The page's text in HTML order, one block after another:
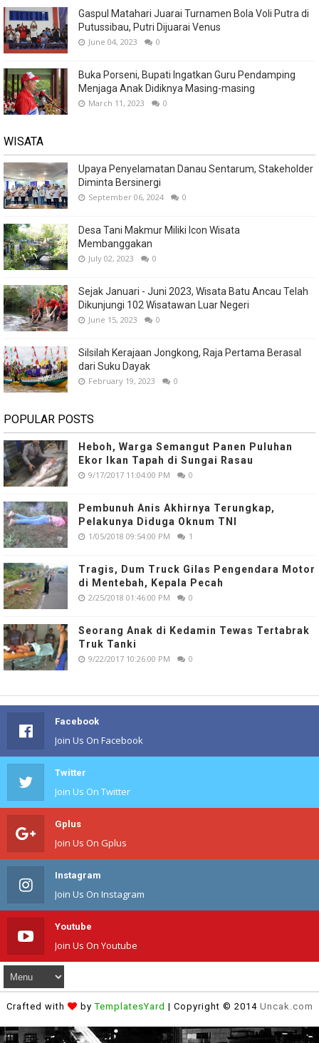
Gaspul Matahari Juarai Turnamen Bola Voli Putra di
Putussibau, Putri Dijuarai Venus
June 04, 2023 0
Buka Porseni, Bupati Ingatkan Guru Pendamping
Menjaga Anak Didiknya Masing-masing
March 11, 2023 0
WISATA
Upaya Penyelamatan Danau Sentarum, Stakeholder
Diminta Bersinergi
September 06, 2024 0
Desa Tani Makmur Miliki Icon Wisata
Membanggakan
July 02, 2023 0
Sejak Januari - Juni 2023, Wisata Batu Ancau Telah
Dikunjungi 102 Wisatawan Luar Negeri
June 15, 2023 0
Silsilah Kerajaan Jongkong, Raja Pertama Berasal
dari Suku Dayak
February 19, 2023 0
POPULAR POSTS
Heboh, Warga Semangut Panen Puluhan
Ekor Ikan Tapah di Sungai Rasau
9/17/2017 11:04:00 PM 0
Pembunuh Anis Akhirnya Terungkap,
Pelakunya Diduga Oknum TNI
1/05/2018 09:54:00 PM 1
Tragis, Dum Truck Gilas Pengendara Motor
di Mentebah, Kepala Pecah
2/25/2018 01:46:00 PM 0
Seorang Anak di Kedamin Tewas Tertabrak
Truk Tanki
9/22/2017 10:26:00 PM 0
Facebook
Join Us On Facebook
Twitter
Join Us On Twitter
Gplus
Join Us On Gplus
Instagram
Join Us On Instagram
Youtube
Join Us On Youtube
Crafted with byTemplatesYard | Copyright © 2014 Uncak.com